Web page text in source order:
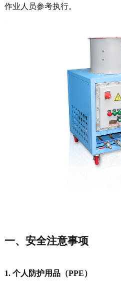
作业人员参考执行。
一、安全注意事项
1. 个人防护用品（PPE）